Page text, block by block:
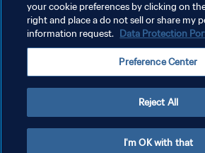
プライバシーポリシー
クッキー設定の管理
Copyright © 1994 - 2026 FIFA. All rights reserved.
your cookie preferences by clicking on
right and place a do not sell or share my
information request. Data Protection
Preference Center
Reject All
I'm OK with that